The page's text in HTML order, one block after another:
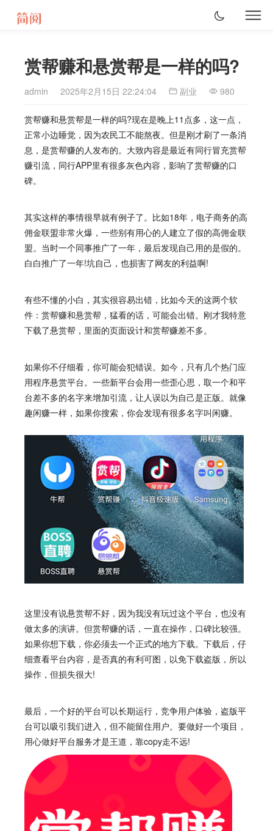
赏帮赚和悬赏帮是一样的吗?
admin 2025年2月15日 22:24:04 副业 980
赏帮赚和悬赏帮是一样的吗?现在是晚上11点多，这一点，
正常小边睡觉，因为农民工不能熬夜。但是刚才刷了一条消
息，是赏帮赚的人发布的。大致内容是最近有同行冒充赏帮
赚引流，同行APP里有很多灰色内容，影响了赏帮赚的口
碑。
其实这样的事情很早就有例子了。比如18年，电子商务的高
佣金联盟非常火爆，一些别有用心的人建立了假的高佣金联
盟。当时一个同事推广了一年，最后发现自己用的是假的。
白白推广了一年!坑自己，也损害了网友的利益啊!
有些不懂的小白，其实很容易出错，比如今天的这两个软
件：赏帮赚和悬赏帮，猛看的话，可能会出错。刚才我特意
下载了悬赏帮，里面的页面设计和赏帮赚差不多。
如果你不仔细看，你可能会犯错误。如今，只有几个热门应
用程序悬赏平台。一些新平台会用一些歪心思，取一个和平
台差不多的名字来增加引流，让人误以为自己是正版。就像
趣闲赚一样，如果你搜索，你会发现有很多名字叫闲赚。
这里没有说悬赏帮不好，因为我没有玩过这个平台，也没有
做太多的演讲。但赏帮赚的话，一直在操作，口碑比较强。
如果你想下载，你必须去一个正式的地方下载。下载后，仔
细查看平台内容，是否真的有利可图，以免下载盗版，所以
操作，但损失很大!
最后，一个好的平台可以长期运行，竞争用户体验，盗版平
台可以吸引我们进入，但不能留住用户。要做好一个项目，
用心做好平台服务才是王道，靠copy走不远!